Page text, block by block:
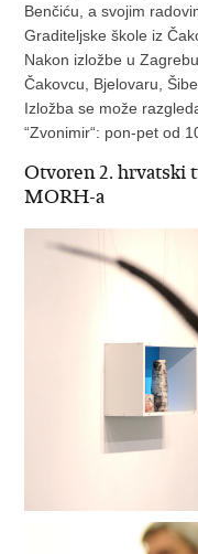
Benčiću, a svojim
Graditeljske škole iz
Nakon izložbe u
Čakovcu, Bjelovaru,
Izložba se može
“Zvonimir“: pon-pet od
Otvoren 2. hrvatski
MORH-a